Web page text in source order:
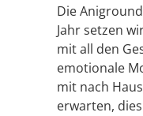
Die
Jahr setzen
mit all den
emotionale
mit nach
erwarten,